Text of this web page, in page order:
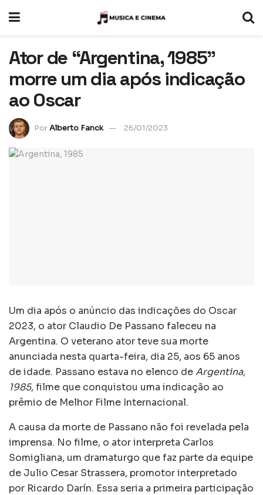
Ator de “Argentina, 1985”
morre um dia após indicação
ao Oscar
PorAlberto Fanck 26/01/2023
Um dia após o anúncio das indicações do Oscar
2023, o ator Claudio De Passano faleceu na
Argentina. O veterano ator teve sua morte
anunciada nesta quarta-feira, dia 25, aos 65 anos
de idade. Passano estava no elenco deArgentina,
1985, filme que conquistou uma indicação ao
prêmio de Melhor Filme Internacional.
A causa da morte de Passano não foi revelada pela
imprensa. No filme, o ator interpreta Carlos
Somigliana, um dramaturgo que faz parte da equipe
de Julio Cesar Strassera, promotor interpretado
por Ricardo Darín. Essa seria a primeira participação